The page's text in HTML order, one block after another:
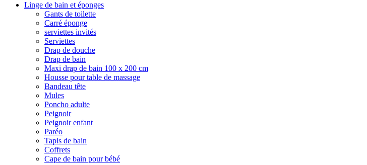
Linge de bain et éponges
Gants de toilette
Carré éponge
serviettes invités
Serviettes
Drap de douche
Drap de bain
Maxi drap de bain 100 x 200 cm
Housse pour table de massage
Bandeau tête
Mules
Poncho adulte
Peignoir
Peignoir enfant
Paréo
Tapis de bain
Coffrets
Cape de bain pour bébé